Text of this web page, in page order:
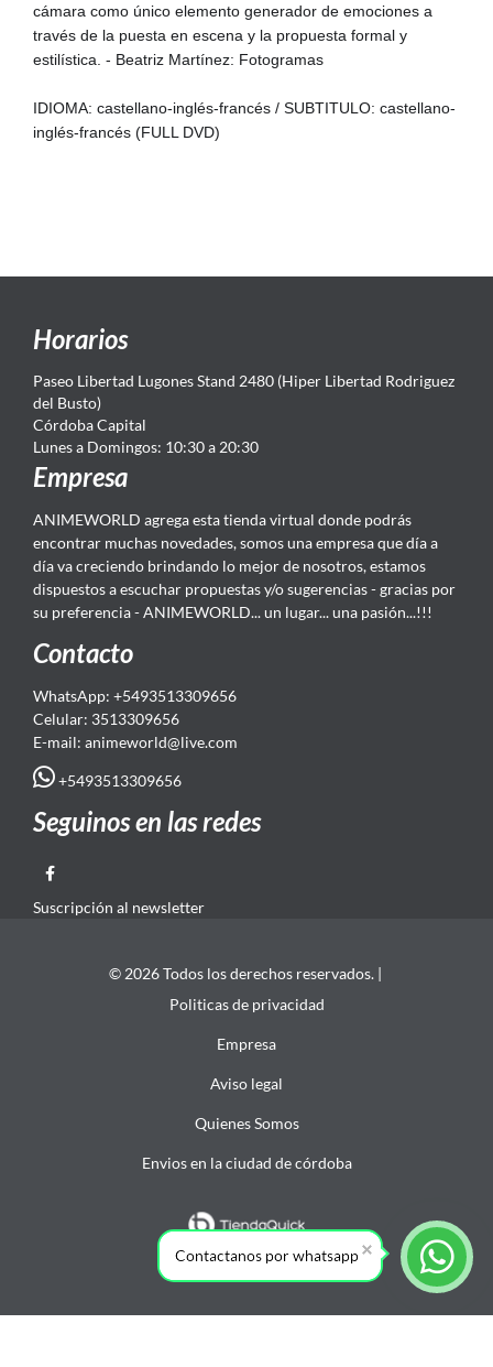
cámara como único elemento generador de emociones a
través de la puesta en escena y la propuesta formal y
estilística. - Beatriz Martínez: Fotogramas
IDIOMA: castellano-inglés-francés / SUBTITULO: castellano-
inglés-francés (FULL DVD)
Horarios
Paseo Libertad Lugones Stand 2480 (Hiper Libertad Rodriguez
del Busto)
Córdoba Capital
Lunes a Domingos: 10:30 a 20:30
Empresa
ANIMEWORLD agrega esta tienda virtual donde podrás
encontrar muchas novedades, somos una empresa que día a
día va creciendo brindando lo mejor de nosotros, estamos
dispuestos a escuchar propuestas y/o sugerencias - gracias por
su preferencia - ANIMEWORLD... un lugar... una pasión...!!!
Contacto
WhatsApp: +5493513309656
Celular: 3513309656
E-mail: animeworld@live.com
+5493513309656
Seguinos en las redes
Suscripción al newsletter
© 2026 Todos los derechos reservados. |
Politicas de privacidad
Empresa
Aviso legal
Quienes Somos
Envios en la ciudad de córdoba
Contactanos por whatsapp